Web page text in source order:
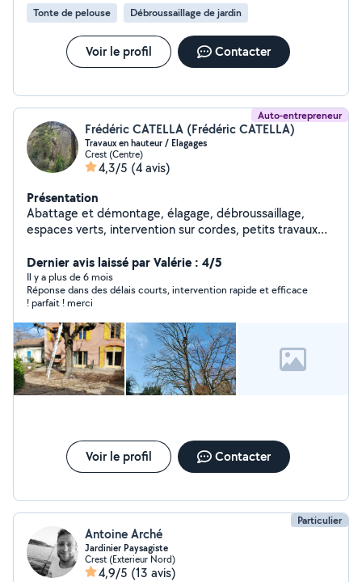
Tonte de pelouse Débroussaillage de jardin
Voir le profil Contacter
Auto-entrepreneur
Frédéric CATELLA (Frédéric CATELLA)
Travaux en hauteur / Elagages
Crest (Centre)
4,3/5 (4 avis)
Présentation
Abattage et démontage, élagage, débroussaillage,
espaces verts, intervention sur cordes, petits travaux
Dernier avis laissé par Valérie : 4/5
Il y a plus de 6 mois
Réponse dans des délais courts, intervention rapide et efficace
! parfait ! merci
Voir le profil Contacter
Particulier
Antoine Arché
Jardinier Paysagiste
Crest (Exterieur Nord)
4,9/5 (13 avis)